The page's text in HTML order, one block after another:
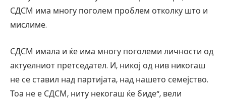
СДСМ има многу поголем проблем отколку што и
мислиме.
СДСМ имала и ќе има многу поголеми личности од
актуелниот претседател. И, никој од нив никогаш
не се ставил над партијата, над нашето семејство.
Тоа не е СДСМ, ниту некогаш ќе биде“, вели